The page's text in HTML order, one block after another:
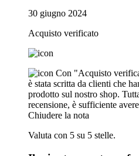
30 giugno 2024
Acquisto verificato
Con "Acquisto
è stata scritta da clienti che
prodotto sul nostro shop.
recensione, è sufficiente
Chiudere la nota
Valuta con 5 su 5 stelle.